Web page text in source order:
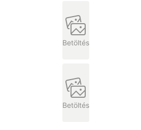
Betöltés
Betöltés